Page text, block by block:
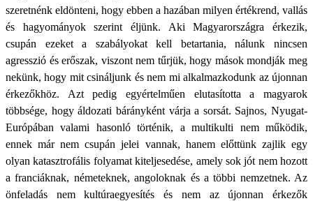
szeretnénk eldönteni, hogy ebben a hazában milyen értékrend, vallás
és hagyományok szerint éljünk. Aki Magyarországra érkezik,
csupán ezeket a szabályokat kell betartania, nálunk nincsen
agresszió és erőszak, viszont nem tűrjük, hogy mások mondják meg
nekünk, hogy mit csináljunk és nem mi alkalmazkodunk az újonnan
érkezőkhöz. Azt pedig egyértelműen elutasította a magyarok
többsége, hogy áldozati bárányként várja a sorsát. Sajnos, Nyugat-
Európában valami hasonló történik, a multikulti nem működik,
ennek már nem csupán jelei vannak, hanem előttünk zajlik egy
olyan katasztrofális folyamat kiteljesedése, amely sok jót nem hozott
a franciáknak, németeknek, angoloknak és a többi nemzetnek. Az
önfeladás nem kultúraegyesítés és nem az újonnan érkezők